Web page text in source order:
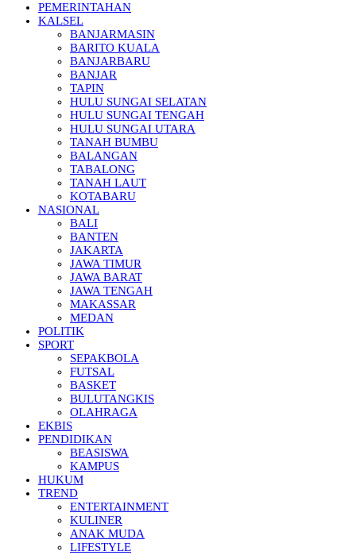
PEMERINTAHAN
KALSEL
BANJARMASIN
BARITO KUALA
BANJARBARU
BANJAR
TAPIN
HULU SUNGAI SELATAN
HULU SUNGAI TENGAH
HULU SUNGAI UTARA
TANAH BUMBU
BALANGAN
TABALONG
TANAH LAUT
KOTABARU
NASIONAL
BALI
BANTEN
JAKARTA
JAWA TIMUR
JAWA BARAT
JAWA TENGAH
MAKASSAR
MEDAN
POLITIK
SPORT
SEPAKBOLA
FUTSAL
BASKET
BULUTANGKIS
OLAHRAGA
EKBIS
PENDIDIKAN
BEASISWA
KAMPUS
HUKUM
TREND
ENTERTAINMENT
KULINER
ANAK MUDA
LIFESTYLE